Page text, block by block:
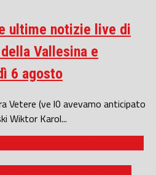
ultime notizie live di
Vallesina e
6 agosto
Vetere (ve l0 avevamo anticipato
Wiktor Karol...